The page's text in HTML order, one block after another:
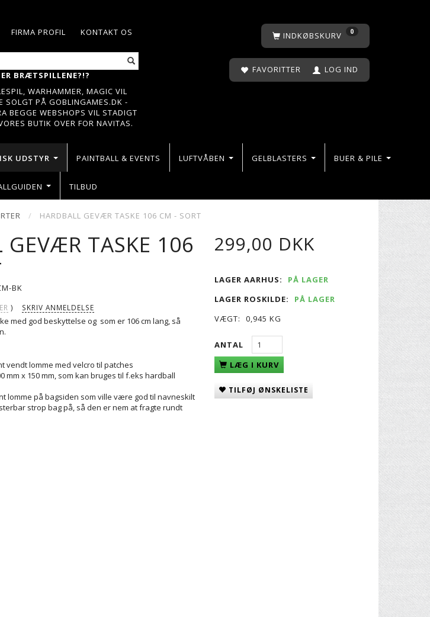
KONTAKT OS
FIRMA PROFIL
BRÆTSPILLENE?!?
WARHAMMER, MAGIC VIL
SOLGT PÅ GOBLINGAMES.DK -
BEGGE WEBSHOPS VIL STADIGT
BUTIK OVER FOR NAVITAS.
INDKØBSKURV 0
FAVORITTER LOG IND
UDSTYR PAINTBALL & EVENTS LUFTVÅBEN GELBLASTERS BUER & PILE
TILBUD
HARDBALL GEVÆR TASKE 106 CM - SORT
GEVÆR TASKE 106
BK
SKRIV ANMELDELSE
med god beskyttelse og som er 106 cm lang, så
vendt lomme med velcro til patches
mm x 150 mm, som kan bruges til f.eks hardball
lomme på bagsiden som ville være god til navneskilt
strop bag på, så den er nem at fragte rundt
299,00 DKK
LAGER AARHUS:
PÅ LAGER
LAGER ROSKILDE:
PÅ LAGER
VÆGT:
0,945 KG
ANTAL
LÆG I KURV
TILFØJ ØNSKELISTE